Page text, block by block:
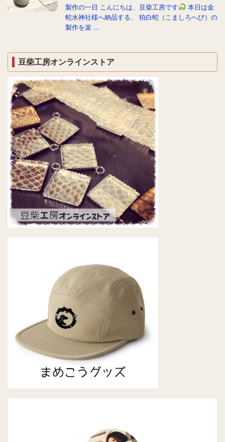
製作の一日 こんにちは、豆柴工房です
本日は金
蛇水神社様へ納品する、 狛白蛇（こましろへび）の
製作を楽 ...
豆柴工房オンラインストア